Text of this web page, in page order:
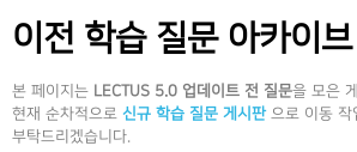
이전 학습 질문 아카이브
본 페이지는 LECTUS 5.0 업데이트 전 질문을 모은
현재 순차적으로 신규 학습 질문 게시판 으로 이동 작
부탁드리겠습니다.